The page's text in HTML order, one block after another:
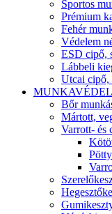
Sportos
Prémium
Fehér
Védelem
ESD cipő,
Lábbeli
Utcai cipő,
Bőr
Mártott,
Varrott- és